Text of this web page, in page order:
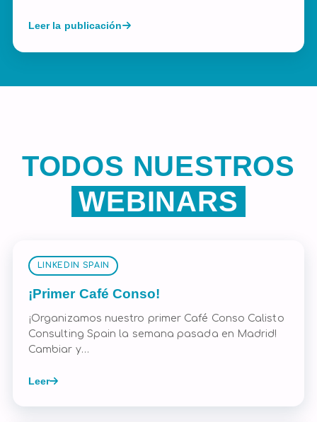
Leer la publicación
TODOS NUESTROS
WEBINARS
LINKEDIN SPAIN
¡Primer Café Conso!
¡Organizamos nuestro primer Café Conso Calisto
Consulting Spain la semana pasada en Madrid!
Cambiar y…
Leer